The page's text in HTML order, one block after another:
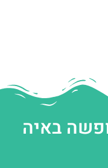
באיה